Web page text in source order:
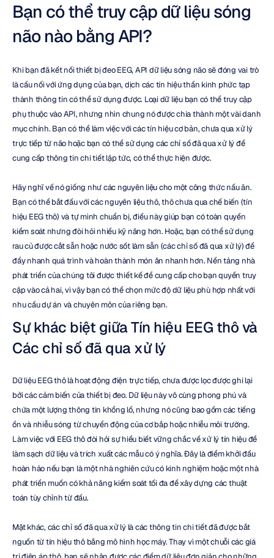
Bạn có thể truy cập dữ liệu sóng
não nào bằng API?
Khi bạn đã kết nối thiết bị đeo EEG, API dữ liệu sóng não sẽ đóng vai trò
là cầu nối với ứng dụng của bạn, dịch các tín hiệu thần kinh phức tạp
thành thông tin có thể sử dụng được. Loại dữ liệu bạn có thể truy cập
phụ thuộc vào API, nhưng nhìn chung nó được chia thành một vài danh
mục chính. Bạn có thể làm việc với các tín hiệu cơ bản, chưa qua xử lý
trực tiếp từ não hoặc bạn có thể sử dụng các chỉ số đã qua xử lý để
cung cấp thông tin chi tiết lập tức, có thể thực hiện được.
Hãy nghĩ về nó giống như các nguyên liệu cho một công thức nấu ăn.
Bạn có thể bắt đầu với các nguyên liệu thô, thô chưa qua chế biến (tín
hiệu EEG thô) và tự mình chuẩn bị, điều này giúp bạn có toàn quyền
kiểm soát nhưng đòi hỏi nhiều kỹ năng hơn. Hoặc, bạn có thể sử dụng
rau củ được cắt sẵn hoặc nước sốt làm sẵn (các chỉ số đã qua xử lý) để
đẩy nhanh quá trình và hoàn thành món ăn nhanh hơn. Nền tảng nhà
phát triển của chúng tôi được thiết kế để cung cấp cho bạn quyền truy
cập vào cả hai, vì vậy bạn có thể chọn mức độ dữ liệu phù hợp nhất với
nhu cầu dự án và chuyên môn của riêng bạn.
Sự khác biệt giữa Tín hiệu EEG thô và
Các chỉ số đã qua xử lý
Dữ liệu EEG thô là hoạt động điện trực tiếp, chưa được lọc được ghi lại
bởi các cảm biến của thiết bị đeo. Dữ liệu này vô cùng phong phú và
chứa một lượng thông tin khổng lồ, nhưng nó cũng bao gồm các tiếng
ồn và nhiễu sóng từ chuyển động của cơ bắp hoặc nhiễu môi trường.
Làm việc với EEG thô đòi hỏi sự hiểu biết vững chắc về xử lý tín hiệu để
làm sạch dữ liệu và trích xuất các mẫu có ý nghĩa. Đây là điểm khởi đầu
hoàn hảo nếu bạn là một nhà nghiên cứu có kinh nghiệm hoặc một nhà
phát triển muốn có khả năng kiểm soát tối đa để xây dựng các thuật
toán tùy chỉnh từ đầu.
Mặt khác, các chỉ số đã qua xử lý là các thông tin chi tiết đã được bắt
nguồn từ tín hiệu thô bằng mô hình học máy. Thay vì một chuỗi các giá